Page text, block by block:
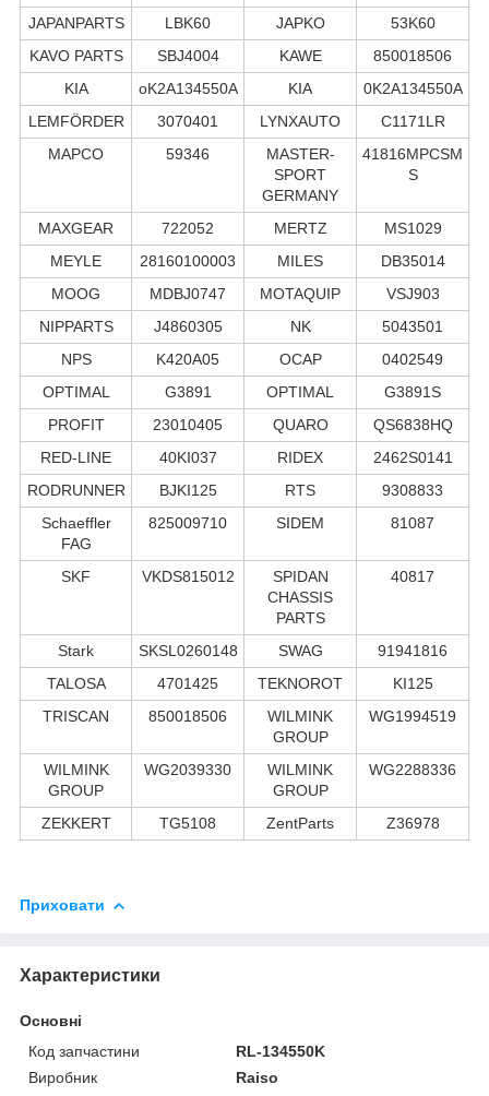
JAPANPARTS LBK60 JAPKO
53K60
KAVO PARTS
SBJ4004 KAWE
850018506
KIA
oK2A134550A KIA
0K2A134550A
LEMFÖRDER
3070401 LYNXAUTO
C1171LR
MAPCO
59346
MASTER-
SPORT
GERMANY
41816MPCSM
S
MAXGEAR 722052 MERTZ
MS1029
MEYLE
28160100003 MILES
DB35014
MOOG
MDBJ0747 MOTAQUIP
VSJ903
NIPPARTS
J4860305 NK
5043501
NPS
K420A05 OCAP
0402549
OPTIMAL
G3891 OPTIMAL
G3891S
PROFIT
23010405 QUARO
QS6838HQ
RED-LINE
40KI037 RIDEX
2462S0141
RODRUNNER
BJKI125 RTS
9308833
Schaeffler
FAG
825009710 SIDEM 81087
SKF VKDS815012
SPIDAN
CHASSIS
PARTS
40817
Stark SKSL0260148 SWAG
91941816
TALOSA
4701425 TEKNOROT
KI125
TRISCAN
850018506
WILMINK
GROUP
WG1994519
WILMINK
GROUP
WG2039330
WILMINK
GROUP
WG2288336
ZEKKERT TG5108 ZentParts Z36978
Приховати
Характеристики
Основні
Код запчастини
RL-134550K
Виробник
Raiso